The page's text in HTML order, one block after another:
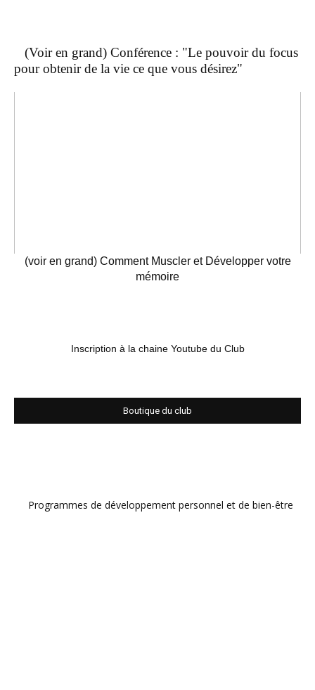
(Voir en grand) Conférence : "Le pouvoir du focus
pour obtenir de la vie ce que vous désirez"
(voir en grand) Comment Muscler et Développer votre
mémoire
Inscription à la chaine Youtube du Club
Boutique du club
Programmes de développement personnel et de bien-être